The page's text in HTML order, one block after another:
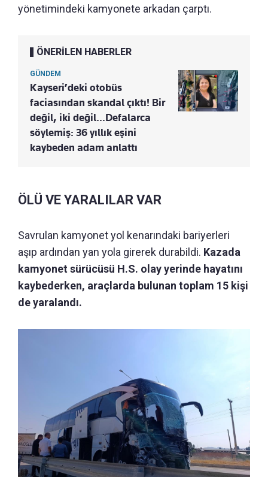
yönetimindeki kamyonete arkadan çarptı.
ÖNERİLEN HABERLER
GÜNDEM
Kayseri’deki otobüs
faciasından skandal çıktı! Bir
değil, iki değil…Defalarca
söylemiş: 36 yıllık eşini
kaybeden adam anlattı
ÖLÜ VE YARALILAR VAR
Savrulan kamyonet yol kenarındaki bariyerleri
aşıp ardından yan yola girerek durabildi. Kazada
kamyonet sürücüsü H.S. olay yerinde hayatını
kaybederken, araçlarda bulunan toplam 15 kişi
de yaralandı.